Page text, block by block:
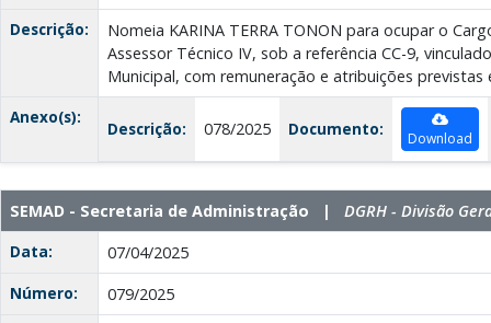
Descrição:
Nomeia KARINA TERRA TONON para ocupar o
Assessor Técnico IV, sob a referência CC-9,
Municipal, com remuneração e atribuições previstas
Anexo(s):
Descrição: 078/2025 Documento: Download
SEMAD - Secretaria de Administração | DGRH - Divisão
Data:
07/04/2025
Número:
079/2025